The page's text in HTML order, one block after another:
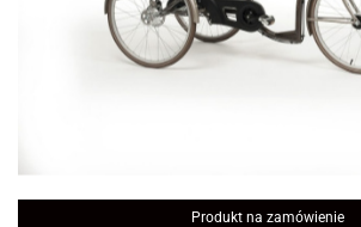
Produkt na zamówienie